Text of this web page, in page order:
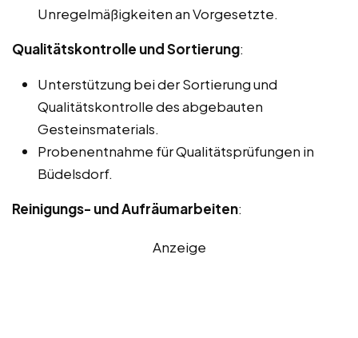
Unregelmäßigkeiten an Vorgesetzte.
Qualitätskontrolle und Sortierung:
Unterstützung bei der Sortierung und
Qualitätskontrolle des abgebauten
Gesteinsmaterials.
Probenentnahme für Qualitätsprüfungen in
Büdelsdorf.
Reinigungs- und Aufräumarbeiten:
Anzeige